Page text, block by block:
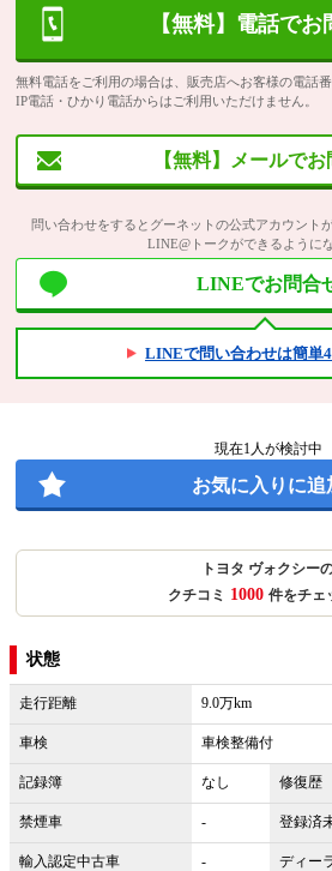
【無料】電話でお
無料電話をご利用の場合は、販売店へお客様の電話番
IP電話・ひかり電話からはご利用いただけません。
【無料】メールで
問い合わせをするとグーネットの公式アカウント
LINE@トークができるように
LINEでお問合
LINEで問い合わせは簡単4
現在1人が検討中
お気に入りに追
トヨタ ヴォクシー
クチコミ 1000 件をチェ
状態
走行距離 9.0万km
車検 車検整備付
記録簿 なし 修復歴
禁煙車 - 登録済
輸入認定中古車 - ディー